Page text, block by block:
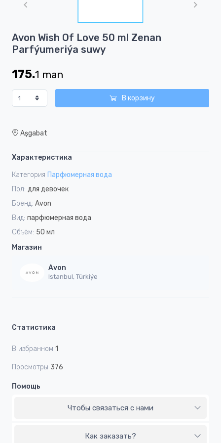
1
of
Avon Wish Of Love 50 ml Zenan
Parfýumeriýa suwy
175.1 man
В корзину
Aşgabat
Характеристика
Категория Парфюмерная вода
Пол: для девочек
Бренд: Avon
Вид: парфюмерная вода
Объём: 50 мл
Магазин
Avon
Istanbul, Türkiýe
Статистика
В избранном 1
Просмотры 376
Помощь
Чтобы связаться с нами
Как заказать?